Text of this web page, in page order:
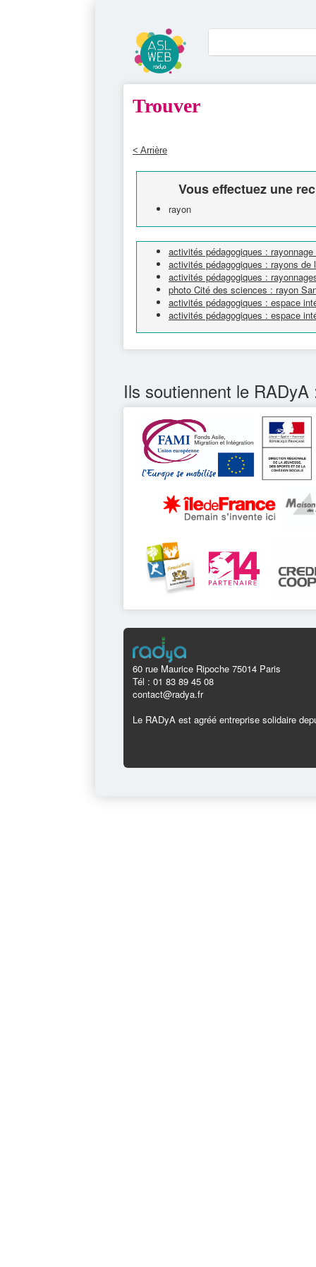
Trouver
< Arrière
Vous effectuez une
rayon
activités pédagogiques :
activités pédagogiques : rayons de
activités pédagogiques :
photo Cité des sciences : rayon
activités pédagogiques : espace
activités pédagogiques : espace
Ils soutiennent le RADyA
60 rue Maurice Ripoche 75014 Paris
Tél : 01 83 89 45 08
contact@radya.fr
Le RADyA est agréé entreprise solidaire